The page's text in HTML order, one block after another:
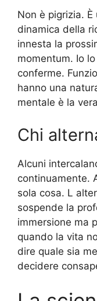
Non è pigrizia.
dinamica della
innesta la
momentum. Io
conferme.
hanno una
mentale è la
Chi
Alcuni
continuamente.
sola cosa. L
sospende la
immersione ma
quando la vita
dire quale sia
decidere